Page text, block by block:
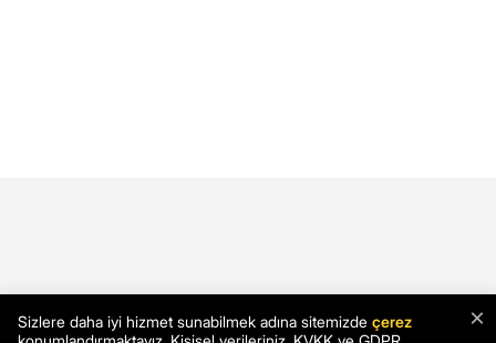
×
Sizlere daha iyi hizmet sunabilmek adına sitemizde çerez